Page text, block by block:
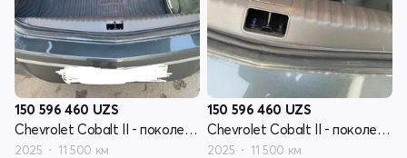
150 596 460 UZS
Chevrolet Cobalt II - поколение рестайлинг
2025 11 500 км
150 596 460 UZS
Chevrolet Cobalt II - поколение рестайлинг
2025 11 500 км